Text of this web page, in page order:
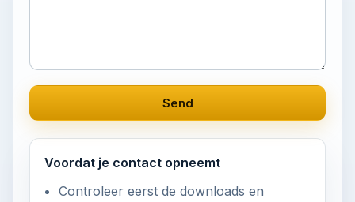
Send
Voordat je contact opneemt
Controleer eerst de downloads en